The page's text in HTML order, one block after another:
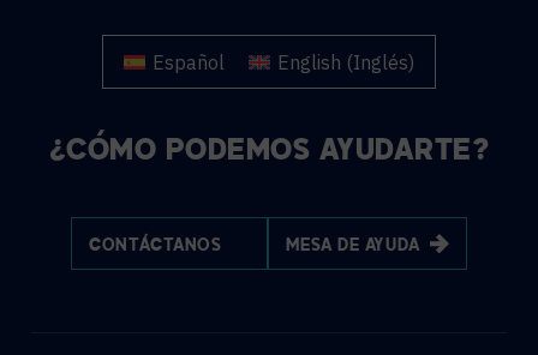
Español English (Inglés)
¿CÓMO PODEMOS AYUDARTE?
CONTÁCTANOS MESA DE AYUDA